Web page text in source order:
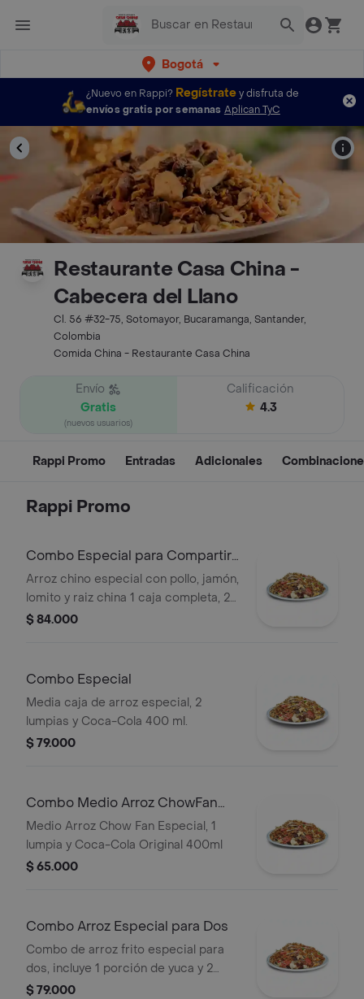
Bogotá
¿Nuevo en Rappi? Regístratey disfruta de
envíos gratis por semanas Aplican TyC
Restaurante Casa China -
Cabecera del Llano
Cl. 56 #32-75, Sotomayor, Bucaramanga, Santander,
Colombia
Comida China - Restaurante Casa China
Envío
Gratis
(nuevos usuarios)
Calificación
4.3
Rappi Promo Entradas Adicionales
Rappi Promo
Combo Especial para Compartir
X 5
Arroz chino especial con pollo, jamón,
lomito y raiz china 1 caja completa, 2
unid de lumpias y 1 Coca Cola sabor
$ 84.000
Combo Especial
Media caja de arroz especial, 2
lumpias y Coca-Cola 400 ml.
$ 79.000
Combo Medio Arroz ChowFan
Especial
Medio Arroz Chow Fan Especial, 1
lumpia y Coca-Cola Original 400ml
$ 65.000
Combo Arroz Especial para Dos
Combo de arroz frito especial para
dos, incluye 1 porción de yuca y 2
limonadas de 16oz.
$ 79.000